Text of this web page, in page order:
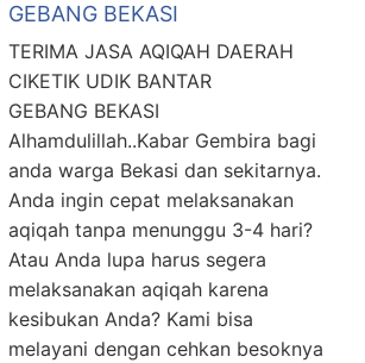
GEBANG BEKASI
TERIMA JASA AQIQAH DAERAH
CIKETIK UDIK BANTAR
GEBANG BEKASI
Alhamdulillah..Kabar Gembira bagi
anda warga Bekasi dan sekitarnya.
Anda ingin cepat melaksanakan
aqiqah tanpa menunggu 3-4 hari?
Atau Anda lupa harus segera
melaksanakan aqiqah karena
kesibukan Anda? Kami bisa
melayani dengan cehkan besoknya